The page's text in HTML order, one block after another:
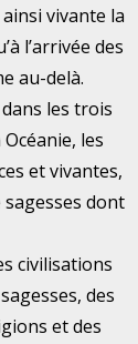
vivante la
l’arrivée des
au-delà.
les trois
les
et vivantes,
dont
civilisations
des
et des